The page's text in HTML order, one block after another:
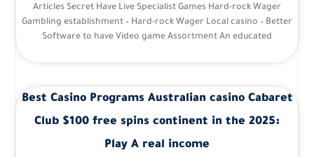
Articles Secret Have Live Specialist Games Hard-rock Wager
Gambling establishment – Hard-rock Wager Local casino – Better
Software to have Video game Assortment An educated
Best Casino Programs Australian casino Cabaret
Club $100 free spins continent in the 2025:
Play A real income